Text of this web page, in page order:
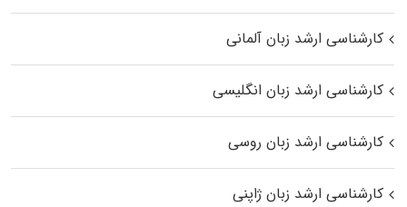
کارشناسی ارشد زبان آلمانی
کارشناسی ارشد زبان انگلیسی
کارشناسی ارشد زبان روسی
کارشناسی ارشد زبان ژاپنی